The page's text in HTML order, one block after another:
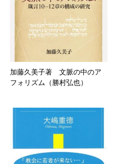
加藤久美子著 文脈の中のア
フォリズム（勝村弘也）